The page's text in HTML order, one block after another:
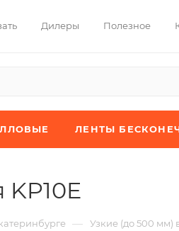
Дилеры Полезное
ЛЕНТЫ
— Узкие (до 500 мм)